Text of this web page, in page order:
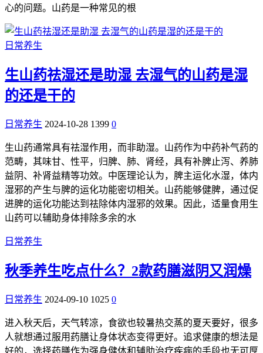
心的问题。山药是一种常见的根
日常养生
生山药祛湿还是助湿 去湿气的山药是湿
的还是干的
日常养生 2024-10-28 1399 0
生山药通常具有祛湿作用，而非助湿。山药作为中药补气药的
范畴，其味甘、性平，归脾、肺、肾经，具有补脾止泻、养肺
益阴、补肾益精等功效。中医理论认为，脾主运化水湿，体内
湿邪的产生与脾的运化功能密切相关。山药能够健脾，通过促
进脾的运化功能达到祛除体内湿邪的效果。因此，适量食用生
山药可以辅助身体排除多余的水
日常养生
秋季养生吃点什么？2款药膳滋阴又润燥
日常养生 2024-09-10 1025 0
进入秋天后，天气转凉，食欲也较暑热交蒸的夏天要好，很多
人就想通过服用药膳让身体状态变得更好。追求健康的想法是
好的，选择药膳作为强身健体和辅助治疗疾病的手段也无可厚